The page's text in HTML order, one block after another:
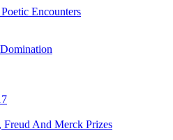
Encounters
And Merck Prizes